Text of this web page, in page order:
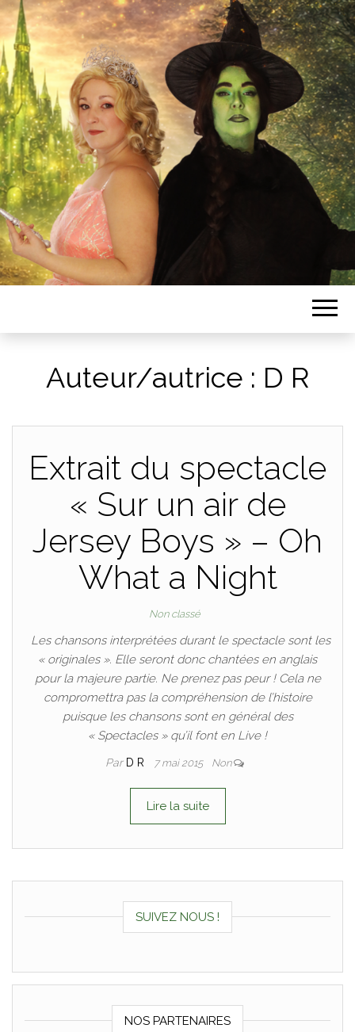
SANSSATOISE
DE COMÉDIE
MUSICALE
Auteur/autrice : D R
Extrait du spectacle
« Sur un air de
Jersey Boys » – Oh
What a Night
Non classé
Les chansons interprétées durant le spectacle sont les
« originales ». Elle seront donc chantées en anglais
pour la majeure partie. Ne prenez pas peur ! Cela ne
compromettra pas la compréhension de l’histoire
puisque les chansons sont en général des
« Spectacles » qu’il font en Live !
Par D R 7 mai 2015 Non
Lire la suite
SUIVEZ NOUS !
NOS PARTENAIRES